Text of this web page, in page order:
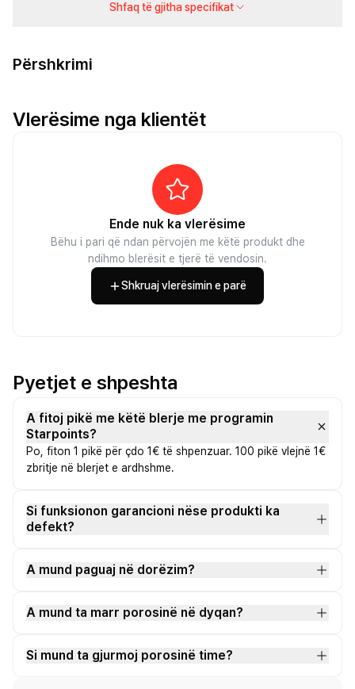
Shfaq të gjitha specifikat
Përshkrimi
Vlerësime nga klientët
Ende nuk ka vlerësime
Bëhu i pari që ndan përvojën me këtë produkt dhe
ndihmo blerësit e tjerë të vendosin.
Shkruaj vlerësimin e parë
Pyetjet e shpeshta
A fitoj pikë me këtë blerje me programin
Starpoints?
Po, fiton 1 pikë për çdo 1€ të shpenzuar. 100 pikë vlejnë 1€
zbritje në blerjet e ardhshme.
Si funksionon garancioni nëse produkti ka
defekt?
A mund paguaj në dorëzim?
A mund ta marr porosinë në dyqan?
Si mund ta gjurmoj porosinë time?